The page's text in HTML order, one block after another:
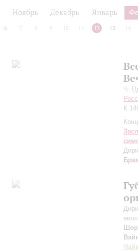
Ноябрь Декабрь Январь
6 7 8 9 10 12 13 14
К
Шор